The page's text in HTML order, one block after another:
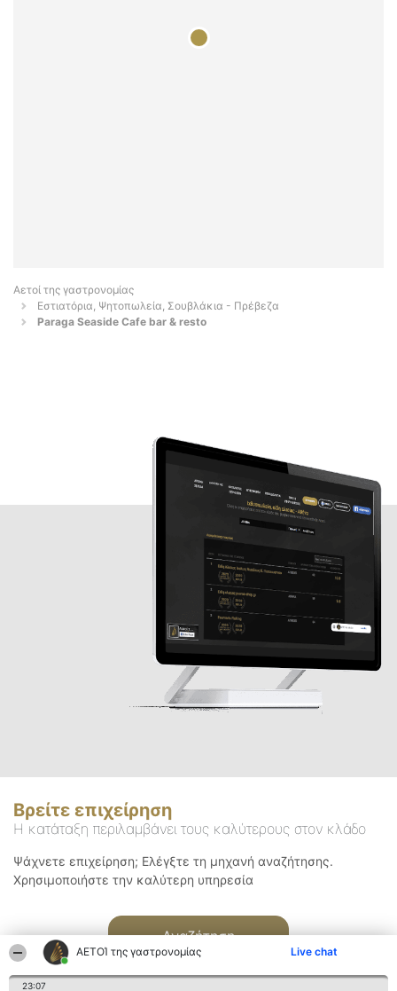
ΑΕΤΟΊ της γαστρονομίας Live chat
23:07
Αετοί της γαστρονομίας
Εστιατόρια, Ψητοπωλεία, Σουβλάκια - Πρέβεζα
Paraga Seaside Cafe bar & resto
Βρείτε επιχείρηση
Η κατάταξη περιλαμβάνει τους καλύτερους στον κλάδο
Ψάχνετε επιχείρηση; Ελέγξτε τη μηχανή αναζήτησης.
Χρησιμοποιήστε την καλύτερη υπηρεσία
Αναζήτηση